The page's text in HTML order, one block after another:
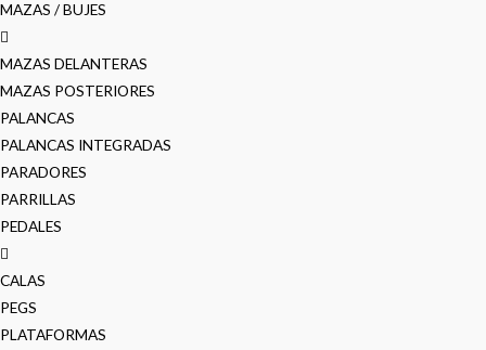
MAZAS / BUJES
MAZAS DELANTERAS
MAZAS POSTERIORES
PALANCAS
PALANCAS INTEGRADAS
PARADORES
PARRILLAS
PEDALES
CALAS
PEGS
PLATAFORMAS